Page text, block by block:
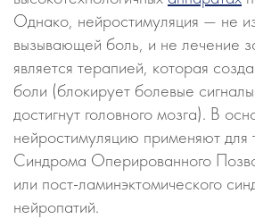
Однако, нейростимуляция — не
вызывающей боль, и не лечение
является терапией, которая
боли (блокирует болевые
достигнут головного мозга). В
нейростимуляцию применяют для
Синдрома Оперированного
или пост-ламинэктомического
нейропатий.